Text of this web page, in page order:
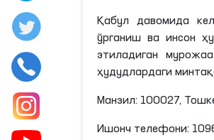
Қабул давомида
ўрганиш ва инсон
этиладиган
ҳудудлардаги
Манзил: 100027,
Ишонч телефони: